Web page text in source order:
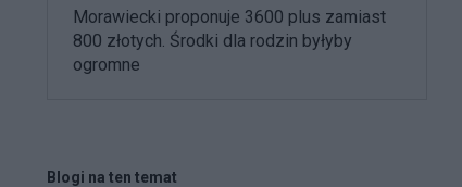
Morawiecki proponuje 3600 plus zamiast
800 złotych. Środki dla rodzin byłyby
ogromne
Blogi na ten temat